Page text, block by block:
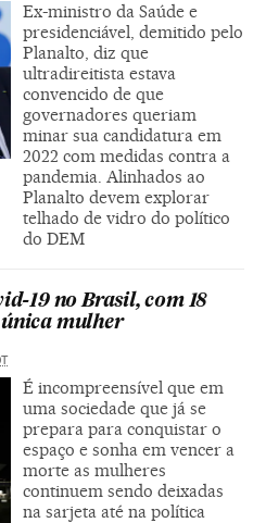
Ex-ministro da Saúde e
presidenciável, demitido pelo
Planalto, diz que
ultradireitista estava
convencido de que
governadores queriam
minar sua candidatura em
2022 com medidas contra a
pandemia. Alinhados ao
Planalto devem explorar
telhado de vidro do político
do DEM
19 no Brasil, com 18
única mulher
É incompreensível que em
uma sociedade que já se
prepara para conquistar o
espaço e sonha em vencer a
morte as mulheres
continuem sendo deixadas
na sarjeta até na política